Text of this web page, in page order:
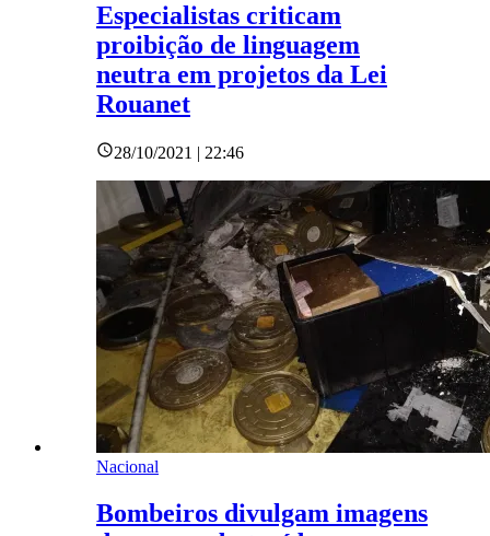
Especialistas criticam
proibição de linguagem
neutra em projetos da Lei
Rouanet
28/10/2021 | 22:46
Nacional
Bombeiros divulgam imagens